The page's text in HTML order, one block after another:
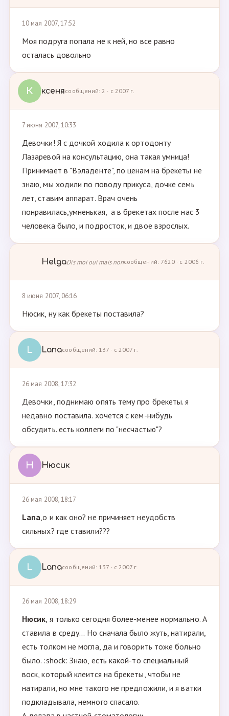
10 мая 2007, 17:52
Моя подруга попала не к ней, но все равно
осталась довольно
К ксенясообщений: 2 · с 2007 г.
7 июня 2007, 10:33
Девочки! Я с дочкой ходила к ортодонту
Лазаревой на консультацию, она такая умница!
Принимает в "Вэладенте", по ценам на брекеты не
знаю, мы ходили по поводу прикуса, дочке семь
лет, ставим аппарат. Врач очень
понравилась,умненькая, а в брекетах после нас 3
человека было, и подросток, и двое взрослых.
HelgaDis moi oui mais nonсообщений: 7620 · с 2006 г.
8 июня 2007, 06:16
Нюсик, ну как брекеты поставила?
L Lanaсообщений: 137 · с 2007 г.
26 мая 2008, 17:32
Девочки, поднимаю опять тему про брекеты. я
недавно поставила. хочется с кем-нибудь
обсудить. есть коллеги по "несчастью"?
Н Нюсик
26 мая 2008, 18:17
Lana,о и как оно? не причиняет неудобств
сильных? где ставили???
L Lanaсообщений: 137 · с 2007 г.
26 мая 2008, 18:29
Нюсик, я только сегодня более-менее нормально. А
ставила в среду... Но сначала было жуть, натирали,
есть толком не могла, да и говорить тоже больно
было. :shock: Знаю, есть какой-то специальный
воск, который клеится на брекеты, чтобы не
натирали, но мне такого не предложили, и я ватки
подкладывала, немного спасало.